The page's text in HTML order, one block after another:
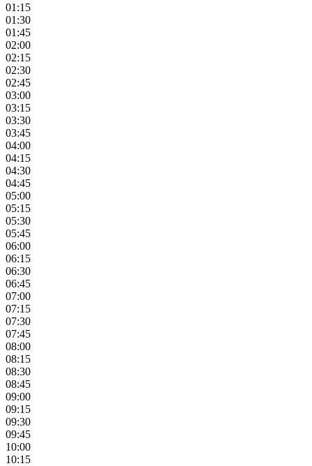
01:15
01:30
01:45
02:00
02:15
02:30
02:45
03:00
03:15
03:30
03:45
04:00
04:15
04:30
04:45
05:00
05:15
05:30
05:45
06:00
06:15
06:30
06:45
07:00
07:15
07:30
07:45
08:00
08:15
08:30
08:45
09:00
09:15
09:30
09:45
10:00
10:15